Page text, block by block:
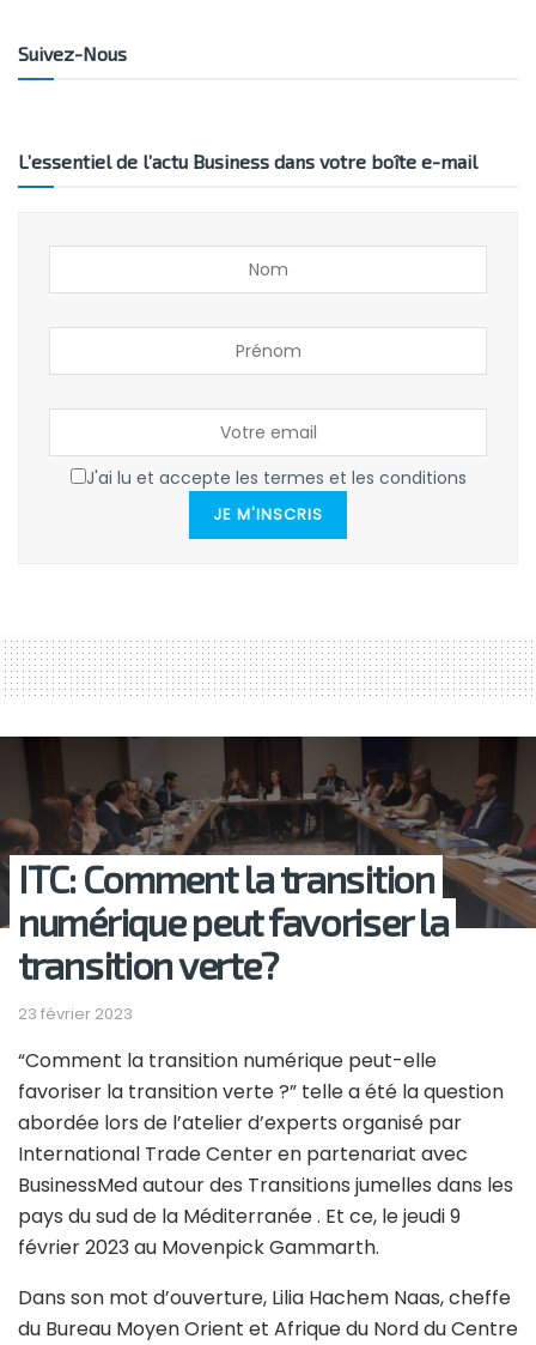
Suivez-Nous
L’essentiel de l’actu Business dans votre boîte e-mail
J'ai lu et accepte les termes et les conditions
JE M'INSCRIS
ITC: Comment la transition
numérique peut favoriser la
transition verte?
23 février 2023
“Comment la transition numérique peut-elle
favoriser la transition verte ?” telle a été la question
abordée lors de l’atelier d’experts organisé par
International Trade Center en partenariat avec
BusinessMed autour des Transitions jumelles dans les
pays du sud de la Méditerranée . Et ce, le jeudi 9
février 2023 au Movenpick Gammarth.
Dans son mot d’ouverture, Lilia Hachem Naas, cheffe
du Bureau Moyen Orient et Afrique du Nord du Centre